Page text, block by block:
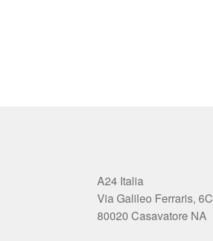
A24 Italia
Via Galileo Ferraris, 6C
80020 Casavatore NA